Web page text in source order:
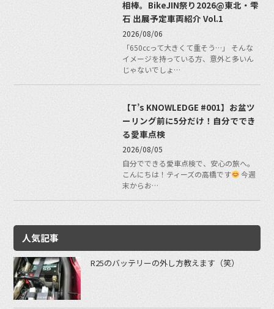
相棒。BikeJIN祭り2026@東北・雫
石 出展予定車両紹介 Vol.1
2026/08/06
「650ccって大きくて重そう…」 そんな
イメージを持っている方、意外と多いん
じゃないでしょ…
【T’s KNOWLEDGE #001】お盆ツ
ーリング前に5分だけ！自分ででき
る愛車点検
2026/08/05
自分でできる愛車点検で、安心の旅へ。
こんにちは！ティーズの高橋です
今週
末からお…
人気記事
R25のバッテリーの外し方教えます（笑）